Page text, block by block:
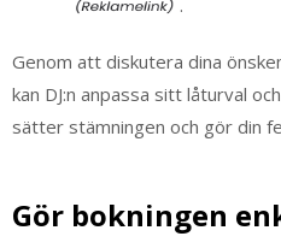
Genom att diskutera dina
kan DJ:n anpassa sitt låturval
sätter stämningen och gör din
Gör bokningen